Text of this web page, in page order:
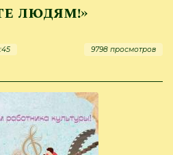
людям!»
9798 просмотров